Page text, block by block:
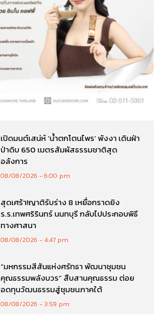
เปิดมนต์เสน่ห์ ‘น้ำตกโตนไพร’ พังงา เดินฝ่า
ป่าดิบ 650 เมตรสัมผัสธรรมชาติสุด
อลังการ
08/08/2026 6:00 pm
สุดเศร้า!ญาติรับร่าง 8 เหยื่อกราดยิง
ร.ร.เทพศริรินทร์ นนทบุรี กลับไปประกอบพิธี
ทางศาสนา
08/08/2026 4:47 pm
“มหกรรมสีสันแห่งศรัทธา พัฒนาชุมชน
คุณธรรมพลังบวร” สืบสานคุณธรรม ต่อย
อดทุนวัฒนธรรมสู่ชุมชนภาคใต้
08/08/2026 3:59 pm